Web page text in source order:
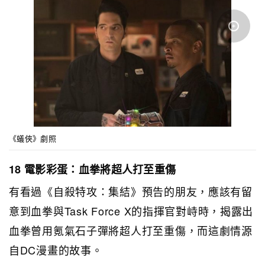
《蟻俠》劇照
18 電影彩蛋：血拳將超人打至重傷
有看過《自殺特攻：集結》預告的朋友，應該有留
意到血拳與Task Force X的指揮官對峙時，揭露出
血拳曾用氪氣石子彈將超人打至重傷，而這劇情源
自DC漫畫的故事。